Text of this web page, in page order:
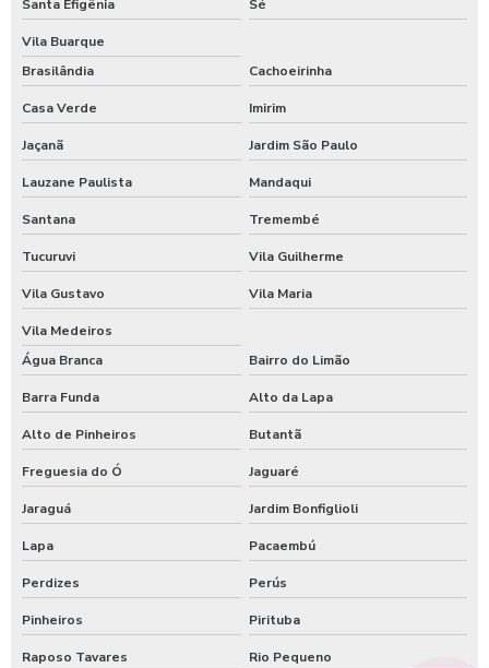
Porta hermética batente
Porta hermética de correr
Porta telescópica
Porta telescópica de vidro
Porta automática de vidro para lojas
Porta automática de vidro residencial
Porta automática de vidro para clinicas
Porta automática de vidro hospitalar
Porta automática de vidro para padaria
Porta automática de vidro para condominio
Porta automática de vidro para shopping center
Conserto de portas de vidro automáticas
Conserto de portas de vidro automáticas em sp
Empresa de manutenção de portas automáticas
Santa Efigênia Sé
Vila Buarque
Brasilândia
Cachoeirinha
Casa Verde Imirim
Jaçanã Jardim São Paulo
Lauzane Paulista Mandaqui
Santana Tremembé
Tucuruvi Vila Guilherme
Vila Gustavo Vila Maria
Vila Medeiros
Água Branca
Bairro do Limão
Barra Funda Alto da Lapa
Alto de Pinheiros Butantã
Freguesia do Ó Jaguaré
Jaraguá Jardim Bonfiglioli
Lapa Pacaembú
Perdizes Perús
Pinheiros Pirituba
Raposo Tavares Rio Pequeno